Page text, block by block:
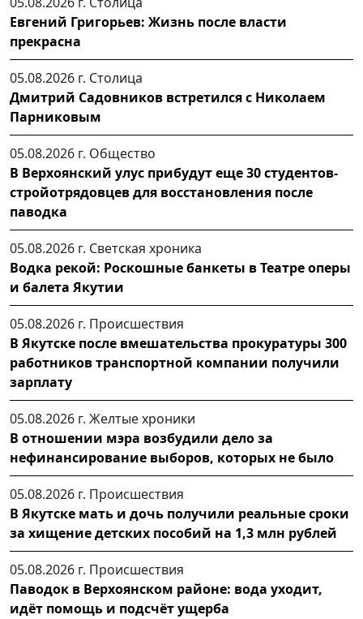
Евгений Григорьев: Жизнь после власти
прекрасна
05.08.2026 г. Столица
Дмитрий Садовников встретился с Николаем
Парниковым
05.08.2026 г. Общество
В Верхоянский улус прибудут еще 30 студентов-
стройотрядовцев для восстановления после
паводка
05.08.2026 г. Светская хроника
Водка рекой: Роскошные банкеты в Театре оперы
и балета Якутии
05.08.2026 г. Происшествия
В Якутске после вмешательства прокуратуры 300
работников транспортной компании получили
зарплату
05.08.2026 г. Желтые хроники
В отношении мэра возбудили дело за
нефинансирование выборов, которых не было
05.08.2026 г. Происшествия
В Якутске мать и дочь получили реальные сроки
за хищение детских пособий на 1,3 млн рублей
05.08.2026 г. Происшествия
Паводок в Верхоянском районе: вода уходит,
идёт помощь и подсчёт ущерба